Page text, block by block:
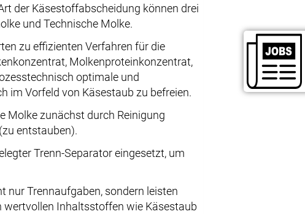
der Käsestoffabscheidung können drei
und Technische Molke.
zu effizienten Verfahren für die
Molkenproteinkonzentrat,
optimale und
im Vorfeld von Käsestaub zu befreien.
Molke zunächst durch Reinigung
entstauben).
Trenn-Separator eingesetzt, um
nur Trennaufgaben, sondern leisten
Inhaltsstoffen wie Käsestaub